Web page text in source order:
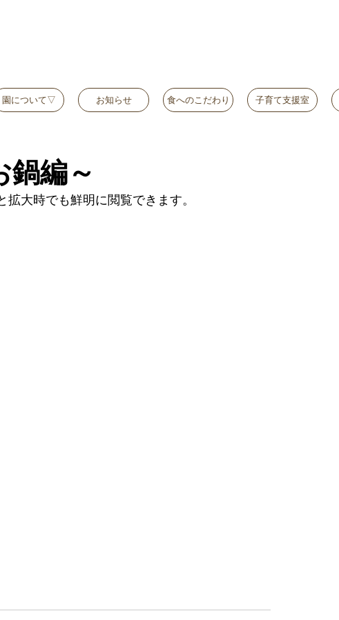
園について▽ お知らせ 食へのこだわり 子育て支援室
鍋編～
大時でも鮮明に閲覧できます。